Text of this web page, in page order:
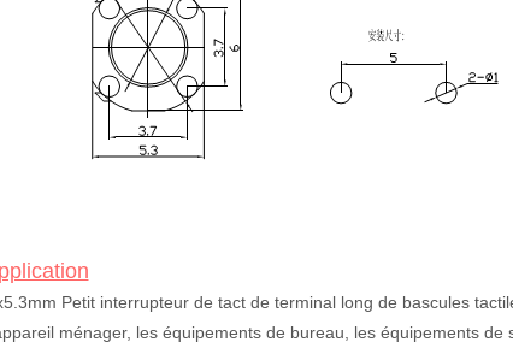
Petit interrupteur de tact de terminal long de bascules
ménager, les équipements de bureau, les équipements